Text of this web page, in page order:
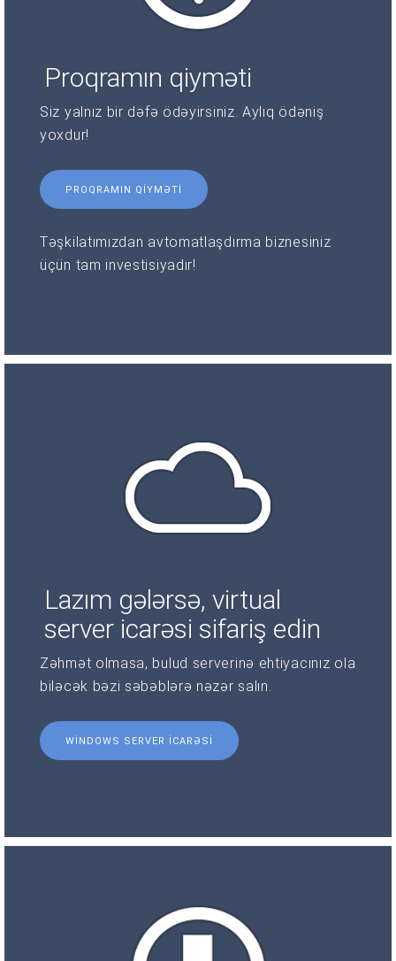
Proqramın qiyməti
Siz yalnız bir dəfə ödəyirsiniz. Aylıq ödəniş
yoxdur!
PROQRAMIN QIYMƏTI
Təşkilatımızdan avtomatlaşdırma biznesiniz
üçün tam investisiyadır!
Lazım gələrsə, virtual
server icarəsi sifariş edin
Zəhmət olmasa, bulud serverinə ehtiyacınız ola
biləcək bəzi səbəblərə nəzər salın.
WINDOWS SERVER ICARƏSI